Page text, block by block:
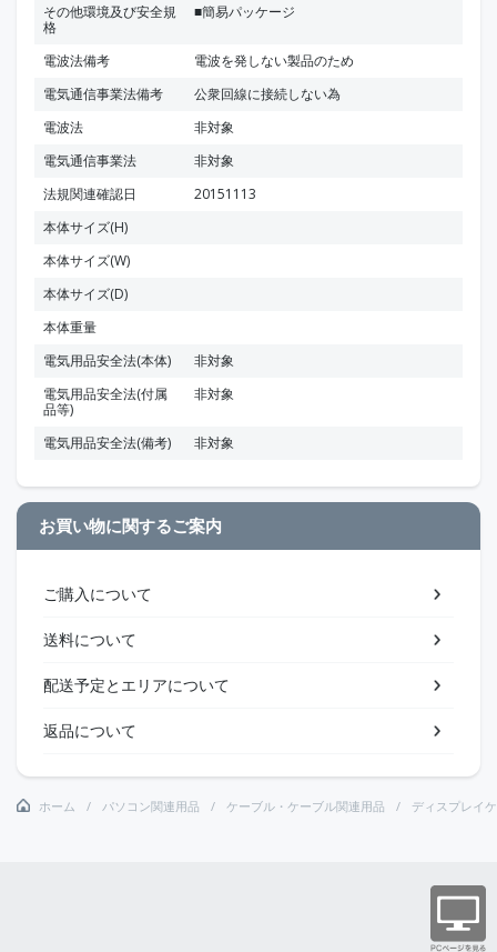
その他環境及び安全規
格
■簡易パッケージ
電波法備考
電波を発しない製品のため
電気通信事業法備考
公衆回線に接続しない為
電波法
非対象
電気通信事業法
非対象
法規関連確認日
20151113
本体サイズ(H)
本体サイズ(W)
本体サイズ(D)
本体重量
電気用品安全法(本体)
非対象
電気用品安全法(付属
品等)
非対象
電気用品安全法(備考) 非対象
お買い物に関するご案内
ご購入について
送料について
配送予定とエリアについて
返品について
ホーム パソコン関連用品 ケーブル・ケーブル関連用品 ディスプレイ